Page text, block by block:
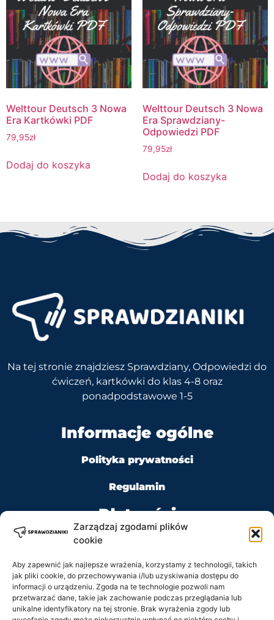
Zarządzaj zgodami plików
cookie
Aby zapewnić jak najlepsze wrażenia, korzystamy z technologii, takich
jak pliki cookie, do przechowywania i/lub uzyskiwania dostępu do
informacji o urządzeniu. Zgoda na te technologie pozwoli nam
przetwarzać dane, takie jak zachowanie podczas przeglądania lub
unikalne identyfikatory na tej stronie. Brak wyrażenia zgody lub
Welttour Deutsch 3 Nowa
Era Kartkówki PDF
79,95zł
Dodaj do koszyka
Welttour Deutsch 3 Nowa
Era Sprawdziany-
Odpowiedzi PDF
79,95zł
Dodaj do koszyka
Na tej stronie znajdziesz Sprawdziany, Odpowiedzi do
ćwiczeń, kartkówki do klas 4-8 oraz
ponadpodstawowe 1-5
Informacje ogólne
Polityka prywatności
Regulamin
Płatności
Kontakt
Tel: +48 728 484 484